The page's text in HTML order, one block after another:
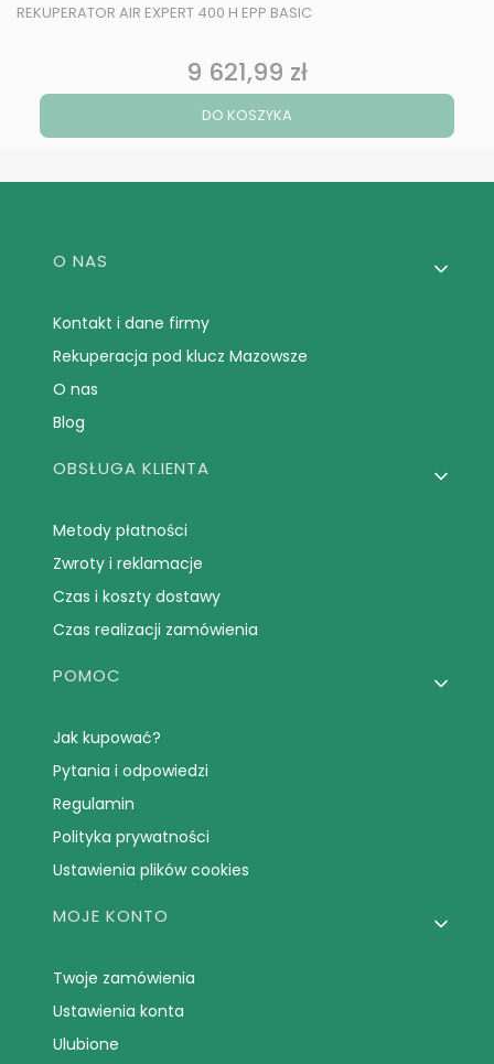
REKUPERATOR AIR EXPERT 400 H EPP BASIC
Cena
9 621,99 zł
DO KOSZYKA
Linki w stopce
O NAS
Kontakt i dane firmy
Rekuperacja pod klucz Mazowsze
O nas
Blog
OBSŁUGA KLIENTA
Metody płatności
Zwroty i reklamacje
Czas i koszty dostawy
Czas realizacji zamówienia
POMOC
Jak kupować?
Pytania i odpowiedzi
Regulamin
Polityka prywatności
Ustawienia plików cookies
MOJE KONTO
Twoje zamówienia
Ustawienia konta
Ulubione